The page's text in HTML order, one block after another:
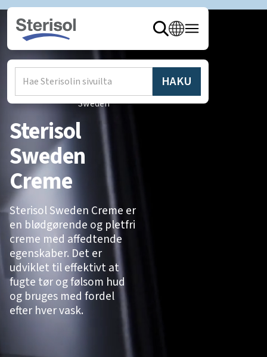
Sweden
Sterisol
Sweden
Creme
Sterisol Sweden Creme er
en blødgørende og pletfri
creme med affedtende
egenskaber. Det er
udviklet til effektivt at
fugte tør og følsom hud
og bruges med fordel
efter hver vask.